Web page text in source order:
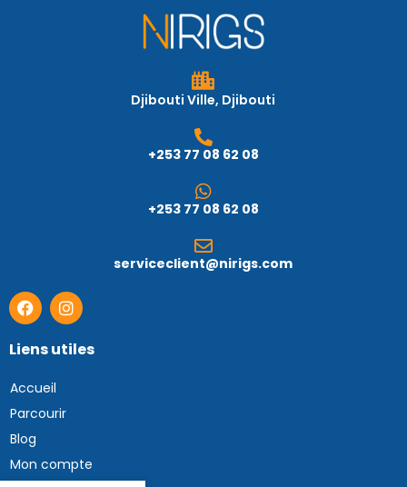
Djibouti Ville, Djibouti
+253 77 08 62 08
+253 77 08 62 08
serviceclient@nirigs.com
Liens utiles
Accueil
Parcourir
Blog
Mon compte